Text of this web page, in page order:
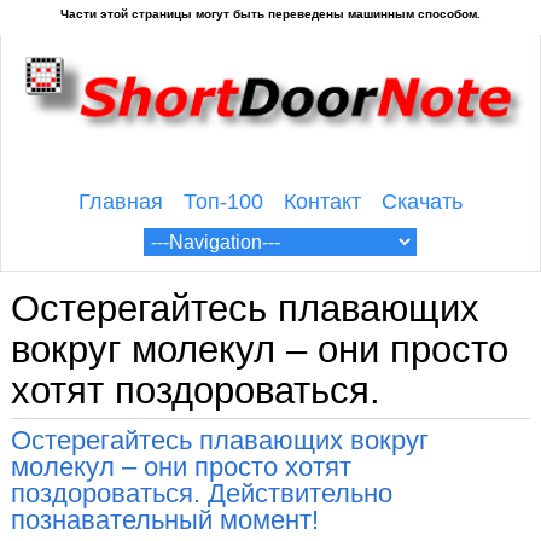
Главная Топ-100 Контакт Скачать
Остерегайтесь плавающих
вокруг молекул – они просто
хотят поздороваться.
Остерегайтесь плавающих вокруг
молекул – они просто хотят
поздороваться. Действительно
познавательный момент!